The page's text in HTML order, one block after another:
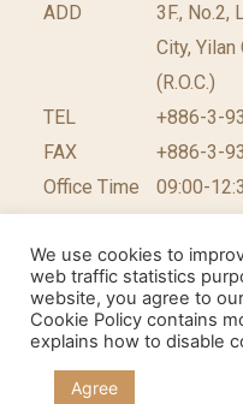
ADD
3F., No.2,
City, Yilan
(R.O.C.)
TEL
+886-3-
FAX
+886-3-
Office Time
09:00-
©2026 台灣休閒農業
司: 振作國際
Cookie聲明
We use cookies to
web traffic statistics
website, you agree to
Cookie Policy contains
explains how to disable
Agree